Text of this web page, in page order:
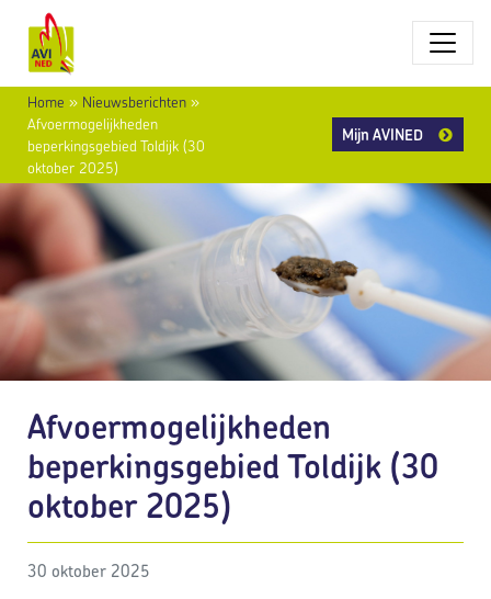
Home » Nieuwsberichten »
Afvoermogelijkheden
beperkingsgebied Toldijk (30
oktober 2025)
Mijn AVINED
Afvoermogelijkheden
beperkingsgebied Toldijk (30
oktober 2025)
30 oktober 2025